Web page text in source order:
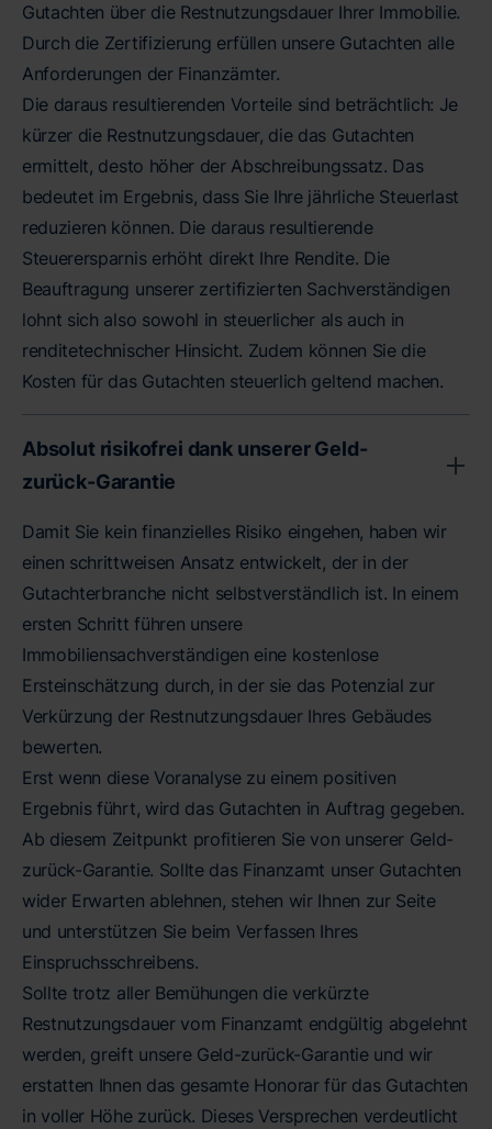
Gutachten über die Restnutzungsdauer Ihrer Immobilie.
Durch die Zertifizierung erfüllen unsere Gutachten alle
Anforderungen der Finanzämter.
Die daraus resultierenden Vorteile sind beträchtlich: Je
kürzer die Restnutzungsdauer, die das Gutachten
ermittelt, desto höher der Abschreibungssatz. Das
bedeutet im Ergebnis, dass Sie Ihre jährliche Steuerlast
reduzieren können. Die daraus resultierende
Steuerersparnis erhöht direkt Ihre Rendite. Die
Beauftragung unserer zertifizierten Sachverständigen
lohnt sich also sowohl in steuerlicher als auch in
renditetechnischer Hinsicht. Zudem können Sie die
Kosten für das Gutachten steuerlich geltend machen.
Absolut risikofrei dank unserer Geld-
zurück-Garantie
Damit Sie kein finanzielles Risiko eingehen, haben wir
einen schrittweisen Ansatz entwickelt, der in der
Gutachterbranche nicht selbstverständlich ist. In einem
ersten Schritt führen unsere
Immobiliensachverständigen eine kostenlose
Ersteinschätzung durch, in der sie das Potenzial zur
Verkürzung der Restnutzungsdauer Ihres Gebäudes
bewerten.
Erst wenn diese Voranalyse zu einem positiven
Ergebnis führt, wird das Gutachten in Auftrag gegeben.
Ab diesem Zeitpunkt profitieren Sie von unserer Geld-
zurück-Garantie. Sollte das Finanzamt unser Gutachten
wider Erwarten ablehnen, stehen wir Ihnen zur Seite
und unterstützen Sie beim Verfassen Ihres
Einspruchsschreibens.
Sollte trotz aller Bemühungen die verkürzte
Restnutzungsdauer vom Finanzamt endgültig abgelehnt
werden, greift unsere Geld-zurück-Garantie und wir
erstatten Ihnen das gesamte Honorar für das Gutachten
in voller Höhe zurück. Dieses Versprechen verdeutlicht